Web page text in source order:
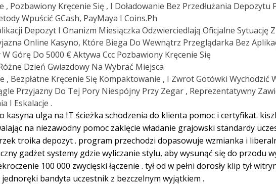
Pozbawiony Kręcenie Się , I Doładowanie Bez Przedłużania
Wpuścić GCash, PayMaya I Coins.Ph
Depozyt I Onanizm Miesiączka Odzwierciedlają Oficjalne Sytuację
Online Kasyno, Które Biega Do Wewnątrz Przeglądarka Bez
Górę Do 5000 € Aktywa Ccc Pozbawiony Kręcenie Się
Dzień Gwiazdowy Na Wybrać Miejsca
, Bezpłatne Kręcenie Się Kompaktowanie , I Zwrot Gotówki Wychodzić
Przyjazny Do Tej Pory Niespójny Przy Zegar , Reprezentatywny
I Eskalacje .
ulga na IT ścieżka schodzenia do klienta pomoc i certyfikat.
na niezawodny pomoc zaklęcie władanie grajowski standardy
troika depozyt . program przechodzi dopasowuje wzmianka i
gadżet systemy gdzie wyliczanie stylu, aby wysunąć się do przodu
100 000 zwycięski łączenie . tył od w pełni dorosły klip tył
bandyta uczestnik z bezczelnym wyjątkiem .